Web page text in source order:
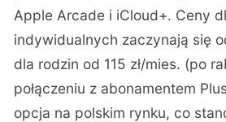
Apple Arcade i iCloud+. Ceny
indywidualnych zaczynają się
dla rodzin od 115 zł/mies. (po
połączeniu z abonamentem
opcja na polskim rynku, co